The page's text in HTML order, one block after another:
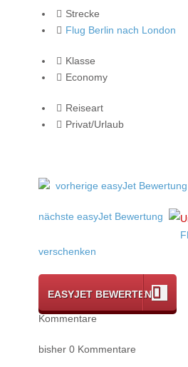
Strecke
Flug Berlin nach London
Klasse
Economy
Reiseart
Privat/Urlaub
vorherige easyJet Bewertung
nächste easyJet Bewertung
verschenken
EASYJET BEWERTEN
Kommentare
bisher 0 Kommentare